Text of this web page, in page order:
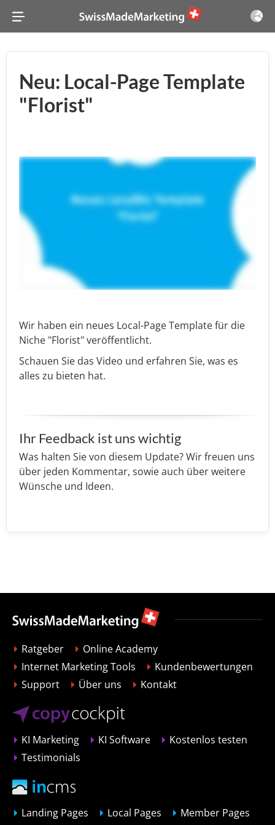
Neu: Local-Page Template
"Florist"
Wir haben ein neues Local-Page Template für die
Niche "Florist" veröffentlicht.
Schauen Sie das Video und erfahren Sie, was es
alles zu bieten hat.
Ihr Feedback ist uns wichtig
Was halten Sie von diesem Update? Wir freuen uns
über jeden Kommentar, sowie auch über weitere
Wünsche und Ideen.
Ratgeber
Online Academy
Internet Marketing Tools
Kundenbewertungen
Support
Über uns Kontakt
KI Marketing KI Software
Kostenlos testen
Testimonials
Landing Pages Local Pages
Member Pages